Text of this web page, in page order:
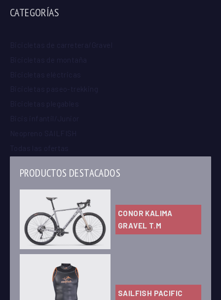
CATEGORÍAS
Bicicletas de carretera/Gravel
Bicicletas de montaña
Bicicletas eléctricas
Bicicletas paseo-trekking
Bicicletas plegables
Bicis infantil/Junior
Neopreno SAILFISH
Todas las ofertas
PRODUCTOS DESTACADOS
CONOR KALIMA
GRAVEL T.M
SAILFISH PACIFIC